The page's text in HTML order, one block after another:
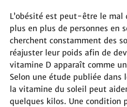
L’obésité est peut-être le mal
plus en plus de personnes en
cherchent constamment des
réajuster leur poids afin de
vitamine D apparaît comme
Selon une étude publiée dans
la vitamine du soleil peut
quelques kilos. Une condition